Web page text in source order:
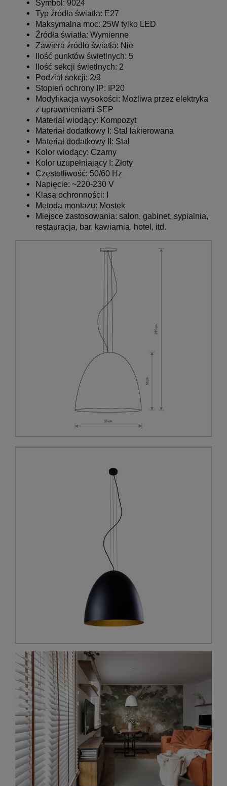
Symbol: 9024
Typ źródła światła: E27
Maksymalna moc: 25W tylko LED
Źródła światła: Wymienne
Zawiera źródło światła: Nie
Ilość punktów świetlnych: 5
Ilość sekcji świetlnych: 2
Podział sekcji: 2/3
Stopień ochrony IP: IP20
Modyfikacja wysokości: Możliwa przez elektryka
z uprawnieniami SEP
Materiał wiodący: Kompozyt
Materiał dodatkowy I: Stal lakierowana
Materiał dodatkowy II: Stal
Kolor wiodący: Czarny
Kolor uzupełniający I: Złoty
Częstotliwość: 50/60 Hz
Napięcie: ~220-230 V
Klasa ochronności: I
Metoda montażu: Mostek
Miejsce zastosowania: salon, gabinet, sypialnia,
restauracja, bar, kawiarnia, hotel, itd.